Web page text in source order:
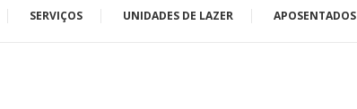
SERVIÇOS UNIDADES DE LAZER APOSENTADOS